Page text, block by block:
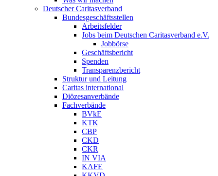
Deutscher Caritasverband
Bundesgeschäftsstellen
Arbeitsfelder
Jobs beim Deutschen Caritasverband e.V.
Jobbörse
Geschäftsbericht
Spenden
Transparenzbericht
Struktur und Leitung
Caritas international
Diözesanverbände
Fachverbände
BVkE
KTK
CBP
CKD
CKR
IN VIA
KAFE